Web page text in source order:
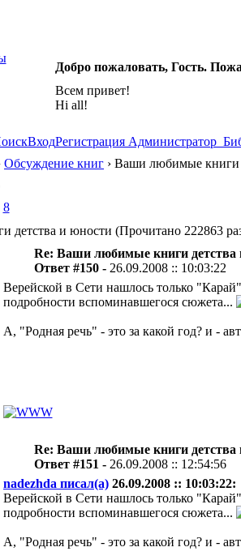
Добро пожаловать, Гость.
Всем привет!
Hi all!
ВходРегистрация Администратор
Обсуждение книг › Ваши любимые книги
8
детства и юности (Прочитано 222863
Re: Ваши любимые книги детства
Ответ #150 - 26.09.2008 :: 10:03:22
Верейской в Сети нашлось только
подробности вспоминавшегося сюжета...
А, "Родная речь" - это за какой год? и -
Re: Ваши любимые книги детства
Ответ #151 - 26.09.2008 :: 12:54:56
nadezhda писал(а)26.09.2008 :: 10:03:22:
Верейской в Сети нашлось только
подробности вспоминавшегося сюжета...
А, "Родная речь" - это за какой год? и -